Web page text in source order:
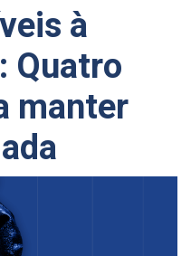
à
Quatro
manter